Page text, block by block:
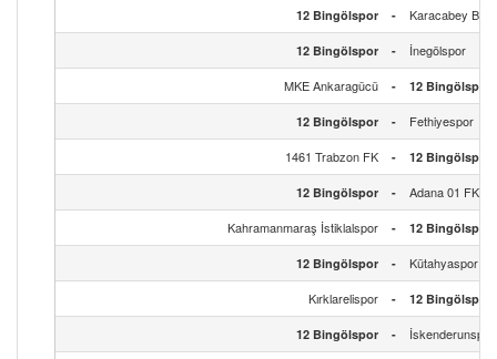
12 Bingölspor - Karacabey
12 Bingölspor -
İnegölspor
MKE Ankaragücü
- 12 Bingölspor
12 Bingölspor -
Fethiyespor
1461 Trabzon FK
- 12 Bingölspor
12 Bingölspor -
Adana 01 FK
Kahramanmaraş İstiklalspor
- 12 Bingölspor
12 Bingölspor -
Kütahyaspor
Kırklarelispor
- 12 Bingölspor
12 Bingölspor -